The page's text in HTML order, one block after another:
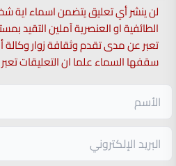
لن ينشر أي تعليق يتضمن اسماء اية
الطائفية او العنصرية آملين التقيد
تعبر عن مدى تقدم وثقافة زوار وكالة
سقفها السماء علما ان التعليقات